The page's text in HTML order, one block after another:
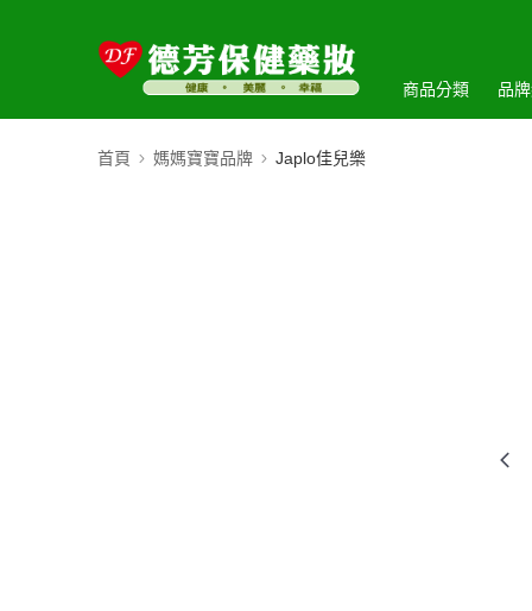
商品分類 品
首頁 媽媽寶寶品牌 Japlo佳兒樂